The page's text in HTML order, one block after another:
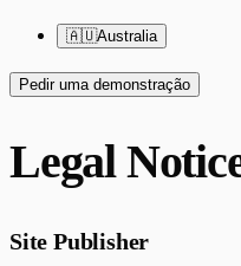
🇦🇺Australia
Pedir uma demonstração
Legal
Site Publisher